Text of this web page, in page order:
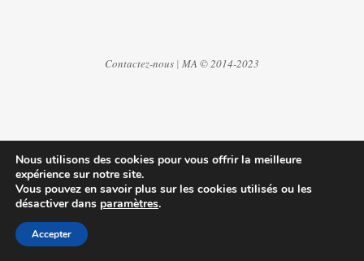
Contactez-nous | MA © 2014-2023
Nous utilisons des cookies pour vous offrir la meilleure
expérience sur notre site.
Vous pouvez en savoir plus sur les cookies utilisés ou les
désactiver dans paramètres.
Accepter